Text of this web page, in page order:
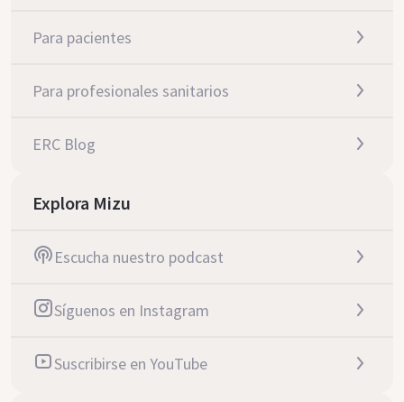
Para pacientes
Para profesionales sanitarios
ERC Blog
Explora Mizu
Escucha nuestro podcast
Síguenos en Instagram
Suscribirse en YouTube